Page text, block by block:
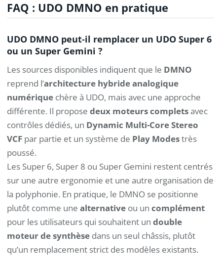
FAQ : UDO DMNO en pratique
UDO DMNO peut-il remplacer un UDO Super 6
ou un Super Gemini ?
Les sources disponibles indiquent que le DMNO
reprend l’architecture hybride analogique
numérique chère à UDO, mais avec une approche
différente. Il propose deux moteurs completsavec
contrôles dédiés, un Dynamic Multi-Core Stereo
VCF par partie et un système de Play Modestrès
poussé.
Les Super 6, Super 8 ou Super Gemini restent centrés
sur une autre ergonomie et une autre organisation de
la polyphonie. En pratique, le DMNO se positionne
plutôt comme une alternative ou un complément
pour les utilisateurs qui souhaitent un double
moteur de synthèse dans un seul châssis, plutôt
qu’un remplacement strict des modèles existants.